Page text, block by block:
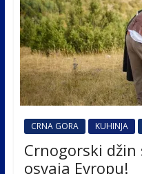
CRNA GORA KUHINJA
Crnogorski džin
osvaja Evropu!